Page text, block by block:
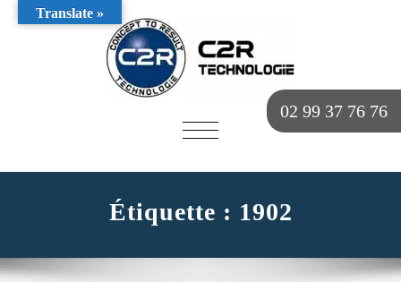
02 99 37 76 76
AFFICHER/MASQUER
Étiquette : 1902
Translate »